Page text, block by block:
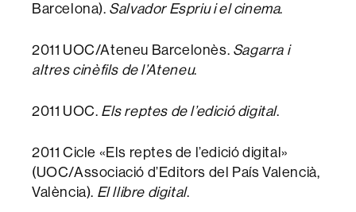
Barcelona). Salvador Espriu i el cinema.
2011 UOC/Ateneu Barcelonès. Sagarra i
altres cinèfils de l’Ateneu.
2011 UOC. Els reptes de l’edició digital.
​2011 Cicle «Els reptes de l’edició digital»
(UOC/Associació d’Editors del País Valencià,
València). El llibre digital.